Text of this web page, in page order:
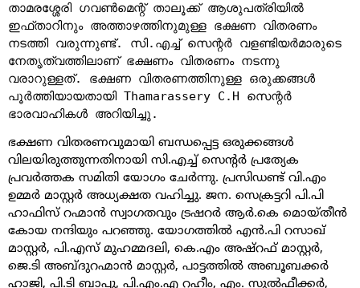
താമരശ്ശേരി ഗവൺമെന്റ് താലൂക്ക് ആശുപത്രിയിൽ
ഇഫ്താറിനും അത്താഴത്തിനുമുള്ള ഭക്ഷണ വിതരണം
നടത്തി വരുന്നുണ്ട്. സി.എച്ച് സെന്റർ വളണ്ടിയർമാരുടെ
നേതൃത്വത്തിലാണ് ഭക്ഷണം വിതരണം നടന്നു
വരാറുള്ളത്. ഭക്ഷണ വിതരണത്തിനുള്ള ഒരുക്കങ്ങൾ
പൂർത്തിയായതായി Thamarassery C.H സെന്റർ
ഭാരവാഹികൾ അറിയിച്ചു.
ഭക്ഷണ വിതരണവുമായി ബന്ധപ്പെട്ട ഒരുക്കങ്ങൾ
വിലയിരുത്തുന്നതിനായി സി.എച്ച് സെന്റർ പ്രത്യേക
പ്രവർത്തക സമിതി യോഗം ചേർന്നു. പ്രസിഡണ്ട് വി.എം
ഉമ്മർ മാസ്റ്റർ അധ്യക്ഷത വഹിച്ചു. ജന. സെക്രട്ടറി പി.പി
ഹാഫിസ് റഹ്മാൻ സ്വാഗതവും ട്രഷറർ ആർ.കെ മൊയ്തീൻ
കോയ നന്ദിയും പറഞ്ഞു. യോഗത്തിൽ എൻ.പി റസാഖ്
മാസ്റ്റർ, പി.എസ് മുഹമ്മദലി, കെ.എം അഷ്റഫ് മാസ്റ്റർ,
ജെ.ടി അബ്ദുറഹ്മാൻ മാസ്റ്റർ, പാട്ടത്തിൽ അബൂബക്കർ
ഹാജി, പി.ടി ബാപ്പു, പി.എം.എ റഹീം, എം. സുൽഫീക്കർ,